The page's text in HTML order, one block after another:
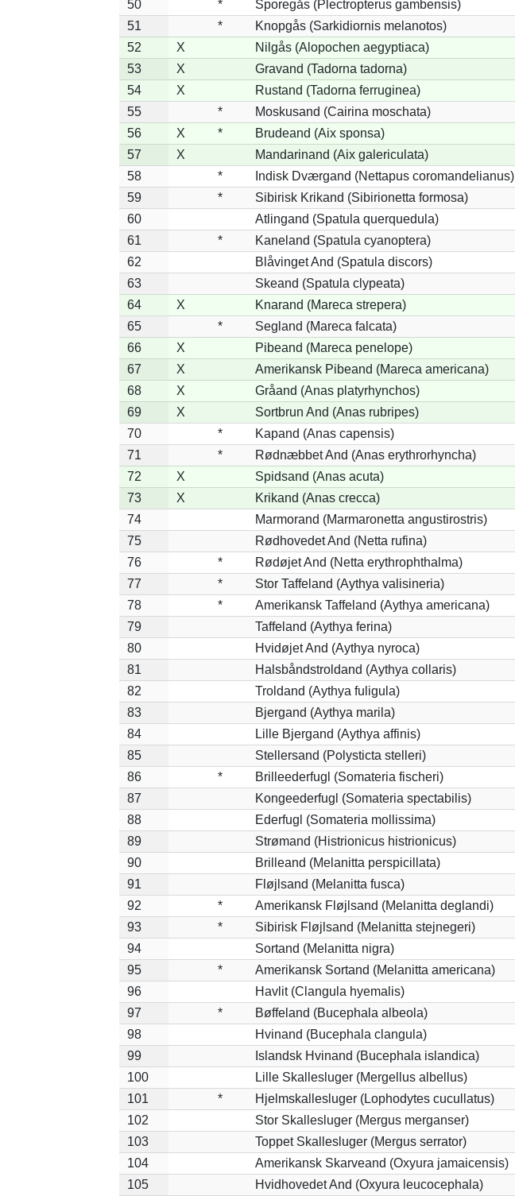
50
*
Sporegås (Plectropterus gambensis)
51
*
Knopgås (Sarkidiornis melanotos)
52
X
Nilgås (Alopochen aegyptiaca)
53
X
Gravand (Tadorna tadorna)
54
X
Rustand (Tadorna ferruginea)
55
*
Moskusand (Cairina moschata)
56
X *
Brudeand (Aix sponsa)
57
X
Mandarinand (Aix galericulata)
58
*
Indisk Dværgand (Nettapus coromandelianus)
59
*
Sibirisk Krikand (Sibirionetta formosa)
60
Atlingand (Spatula querquedula)
61
*
Kaneland (Spatula cyanoptera)
62
Blåvinget And (Spatula discors)
63
Skeand (Spatula clypeata)
64
X
Knarand (Mareca strepera)
65
*
Segland (Mareca falcata)
66
X
Pibeand (Mareca penelope)
67
X
Amerikansk Pibeand (Mareca americana)
68
X
Gråand (Anas platyrhynchos)
69
X
Sortbrun And (Anas rubripes)
70
*
Kapand (Anas capensis)
71
*
Rødnæbbet And (Anas erythrorhyncha)
72
X
Spidsand (Anas acuta)
73
X
Krikand (Anas crecca)
74
Marmorand (Marmaronetta angustirostris)
75
Rødhovedet And (Netta rufina)
76
*
Rødøjet And (Netta erythrophthalma)
77
*
Stor Taffeland (Aythya valisineria)
78
*
Amerikansk Taffeland (Aythya americana)
79
Taffeland (Aythya ferina)
80
Hvidøjet And (Aythya nyroca)
81
Halsbåndstroldand (Aythya collaris)
82
Troldand (Aythya fuligula)
83
Bjergand (Aythya marila)
84
Lille Bjergand (Aythya affinis)
85
Stellersand (Polysticta stelleri)
86
*
Brilleederfugl (Somateria fischeri)
87
Kongeederfugl (Somateria spectabilis)
88
Ederfugl (Somateria mollissima)
89
Strømand (Histrionicus histrionicus)
90
Brilleand (Melanitta perspicillata)
91
Fløjlsand (Melanitta fusca)
92
*
Amerikansk Fløjlsand (Melanitta deglandi)
93
*
Sibirisk Fløjlsand (Melanitta stejnegeri)
94
Sortand (Melanitta nigra)
95
*
Amerikansk Sortand (Melanitta americana)
96
Havlit (Clangula hyemalis)
97
*
Bøffeland (Bucephala albeola)
98
Hvinand (Bucephala clangula)
99
Islandsk Hvinand (Bucephala islandica)
100
Lille Skallesluger (Mergellus albellus)
101
*
Hjelmskallesluger (Lophodytes cucullatus)
102
Stor Skallesluger (Mergus merganser)
103
Toppet Skallesluger (Mergus serrator)
104
Amerikansk Skarveand (Oxyura jamaicensis)
105
Hvidhovedet And (Oxyura leucocephala)